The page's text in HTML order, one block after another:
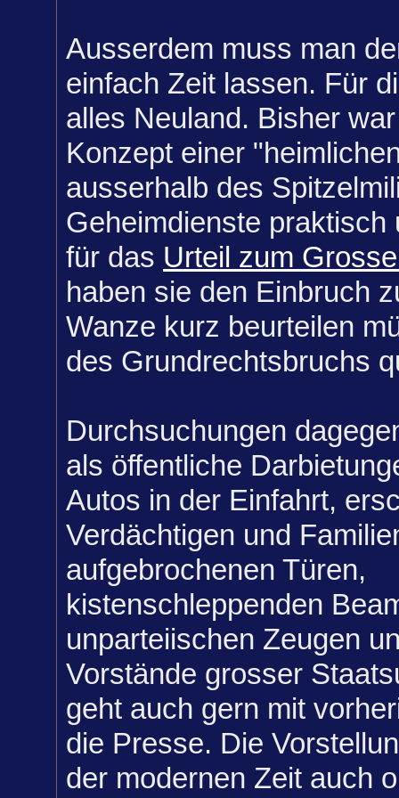
Ausserdem muss man
einfach Zeit lassen. Für
alles Neuland. Bisher
Konzept einer
ausserhalb des
Geheimdienste praktisch
für das Urteil zum
haben sie den Einbruch
Wanze kurz beurteilen
des Grundrechtsbruchs
Durchsuchungen
als öffentliche
Autos in der Einfahrt,
Verdächtigen und
aufgebrochenen Türen,
kistenschleppenden
unparteiischen Zeugen
Vorstände grosser
geht auch gern mit
die Presse. Die
der modernen Zeit auch